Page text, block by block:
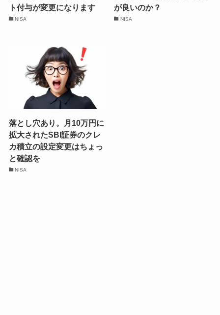
ト付与が変更になります
NISA
が良いのか？
NISA
落とし穴あり。月10万円に
拡大されたSBI証券のクレ
カ積立の設定変更はちょっ
と確認を
NISA